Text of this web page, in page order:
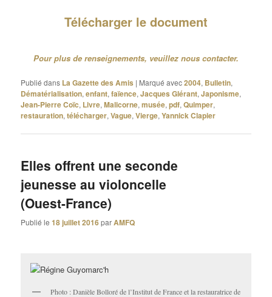
Télécharger le document
Pour plus de renseignements, veuillez nous contacter.
Publié dans La Gazette des Amis | Marqué avec2004, Bulletin,
Dématérialisation,enfant,faïence,Jacques Glérant,Japonisme,
Jean-Pierre Coïc, Livre,Malicorne,musée,pdf,Quimper,
restauration,télécharger,Vague,Vierge,Yannick Clapier
Elles offrent une seconde
jeunesse au violoncelle
(Ouest-France)
Publié le18 juillet 2016parAMFQ
Photo : Danièle Bolloré de l’Institut de France et la restauratrice de